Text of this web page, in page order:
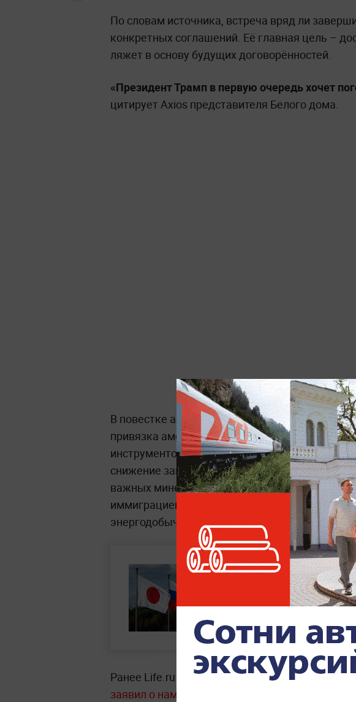
По словам источника, встреча вряд ли
конкретных соглашений. Её главная цель –
ляжет в основу будущих договорённостей.
«Президент Трамп в первую очередь хочет
цитирует Axios представителя Белого дома.
В повестке американского лидера –
привязка американской помощи к торговым
инструментов искусственного интеллекта,
снижение зависимости от китайских цепочек
важных минералов, борьба с контрабандой
иммиграцией, а также увеличение
энергодобычи.
В Японии
Ранее Life.ru писал, что американский вице-
заявил о намерении Вашингтона